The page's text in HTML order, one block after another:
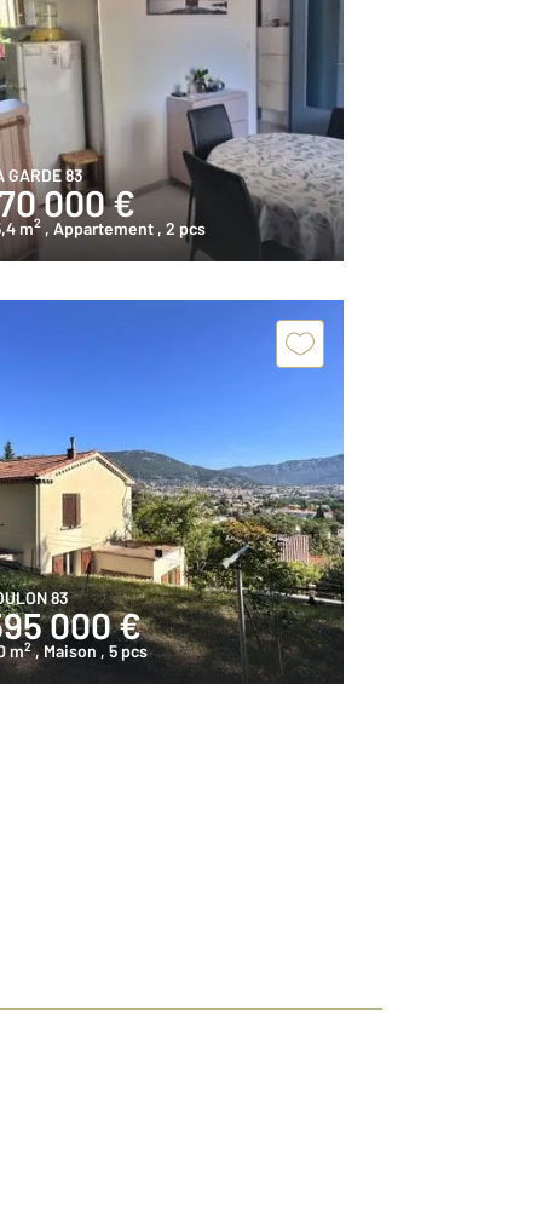
GARDE 83
000 €
m2 , Appartement , 2 pcs
83
000 €
m2 , Maison , 5 pcs